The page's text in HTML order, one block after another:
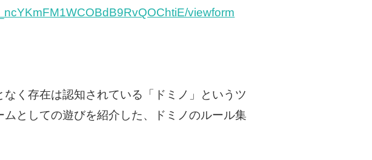
viewform
く存在は認知されている「ドミノ」というツ
としての遊びを紹介した、ドミノのルール集